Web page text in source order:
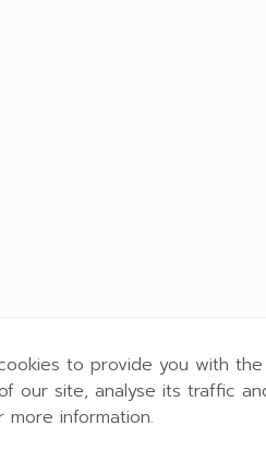
to provide you with
our site, analyse its traffic
more information.